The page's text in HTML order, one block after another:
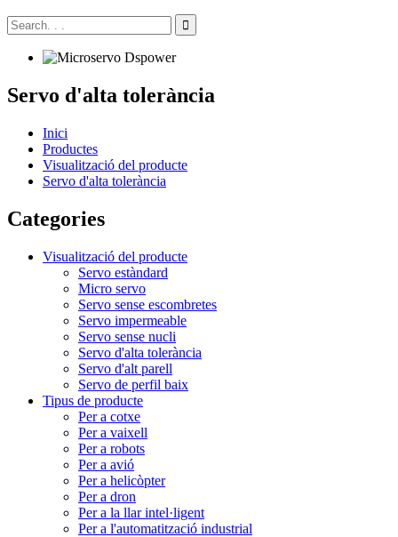
Servo d'alta tolerància
Inici
Productes
Visualització del producte
Servo d'alta tolerància
Categories
Visualització del producte
Servo estàndard
Micro servo
Servo sense escombretes
Servo impermeable
Servo sense nucli
Servo d'alta tolerància
Servo d'alt parell
Servo de perfil baix
Tipus de producte
Per a cotxe
Per a vaixell
Per a robots
Per a avió
Per a helicòpter
Per a dron
Per a la llar intel·ligent
Per a l'automatització industrial